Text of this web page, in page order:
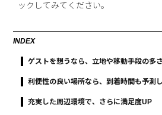
ックしてみてください。
INDEX
ゲストを想うなら、立地や移動手段の多
利便性の良い場所なら、到着時間も予測
充実した周辺環境で、さらに満足度UP